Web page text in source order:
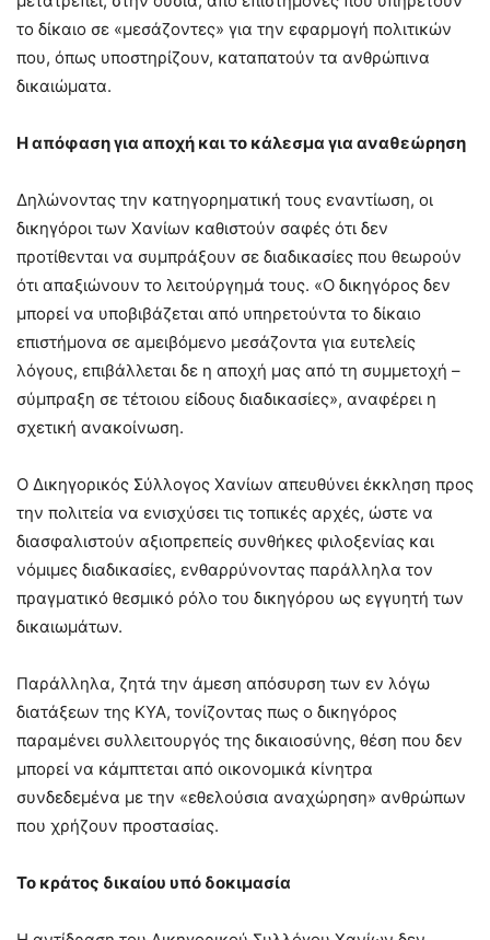
το δίκαιο σε «μεσάζοντες» για την εφαρμογή πολιτικών
που, όπως υποστηρίζουν, καταπατούν τα ανθρώπινα
δικαιώματα.
Η απόφαση για αποχή και το κάλεσμα για αναθεώρηση
Δηλώνοντας την κατηγορηματική τους εναντίωση, οι
δικηγόροι των Χανίων καθιστούν σαφές ότι δεν
προτίθενται να συμπράξουν σε διαδικασίες που θεωρούν
ότι απαξιώνουν το λειτούργημά τους. «Ο δικηγόρος δεν
μπορεί να υποβιβάζεται από υπηρετούντα το δίκαιο
επιστήμονα σε αμειβόμενο μεσάζοντα για ευτελείς
λόγους, επιβάλλεται δε η αποχή μας από τη συμμετοχή –
σύμπραξη σε τέτοιου είδους διαδικασίες», αναφέρει η
σχετική ανακοίνωση.
Ο Δικηγορικός Σύλλογος Χανίων απευθύνει έκκληση προς
την πολιτεία να ενισχύσει τις τοπικές αρχές, ώστε να
διασφαλιστούν αξιοπρεπείς συνθήκες φιλοξενίας και
νόμιμες διαδικασίες, ενθαρρύνοντας παράλληλα τον
πραγματικό θεσμικό ρόλο του δικηγόρου ως εγγυητή των
δικαιωμάτων.
Παράλληλα, ζητά την άμεση απόσυρση των εν λόγω
διατάξεων της ΚΥΑ, τονίζοντας πως ο δικηγόρος
παραμένει συλλειτουργός της δικαιοσύνης, θέση που δεν
μπορεί να κάμπτεται από οικονομικά κίνητρα
συνδεδεμένα με την «εθελούσια αναχώρηση» ανθρώπων
που χρήζουν προστασίας.
Το κράτος δικαίου υπό δοκιμασία